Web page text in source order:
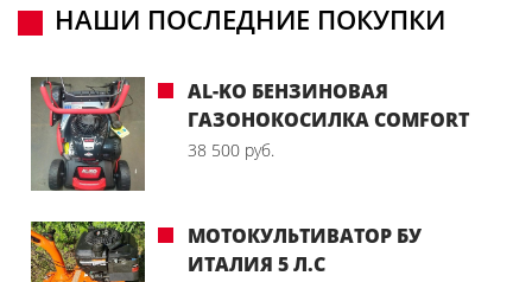
НАШИ ПОСЛЕДНИЕ ПОКУПКИ
AL-KO БЕНЗИНОВАЯ
ГАЗОНОКОСИЛКА COMFORT
38 500 руб.
МОТОКУЛЬТИВАТОР БУ
ИТАЛИЯ 5 Л.С